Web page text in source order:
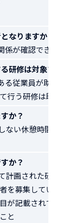
なりますか？
係が確認でき
研修は対象で
る従業員が助
行う研修は助
か？
ない休憩時間
か？
計画された研
を募集してい
が記載されて
と